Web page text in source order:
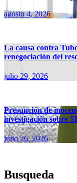
agosto 4, 2026
La causa contra
renegociación del
julio 29, 2026
Presunción de
investigación sobre
julio 26, 2026
Busqueda